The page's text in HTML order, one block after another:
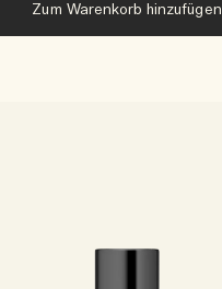
Zum Warenkorb hinzufügen